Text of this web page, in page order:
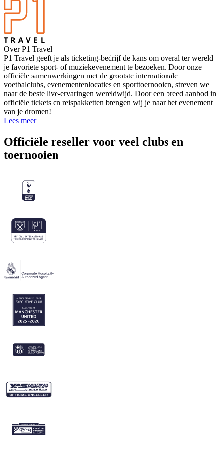
Over P1 Travel
P1 Travel geeft je als ticketing-bedrijf de kans om overal ter wereld
je favoriete sport- of muziekevenement te bezoeken. Door onze
officiële samenwerkingen met de grootste internationale
voetbalclubs, evenementenlocaties en sporttoernooien, streven we
naar de beste live-ervaringen wereldwijd. Door een breed aanbod in
officiële tickets en reispakketten brengen wij je naar het evenement
van je dromen!
Lees meer
Officiële reseller voor veel clubs en
toernooien